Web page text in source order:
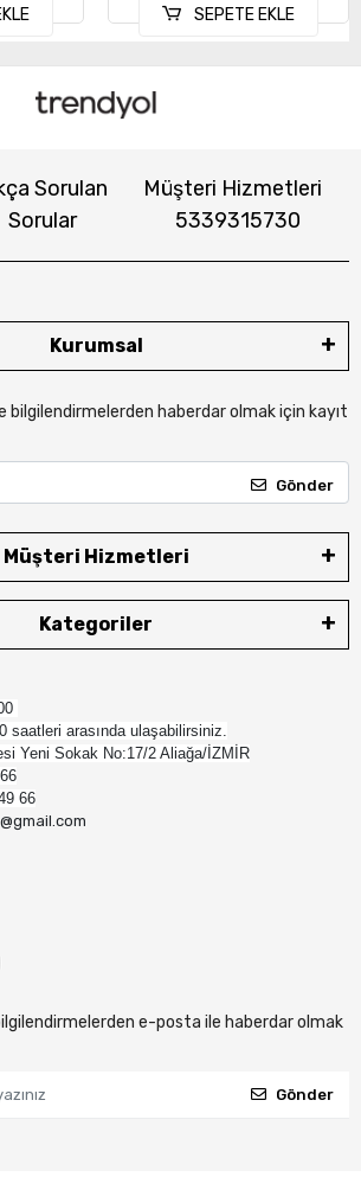
SEPETE EKLE
Sorulan
Sorular
Müşteri Hizmetleri
5339315730
Kurumsal
bilgilendirmelerden haberdar olmak için kayıt
Gönder
Müşteri Hizmetleri
Kategoriler
saatleri arasında ulaşabilirsiniz.
Yeni Sokak No:17/2 Aliağa/İZMİR
66
e-posta ile haberdar olmak
Gönder